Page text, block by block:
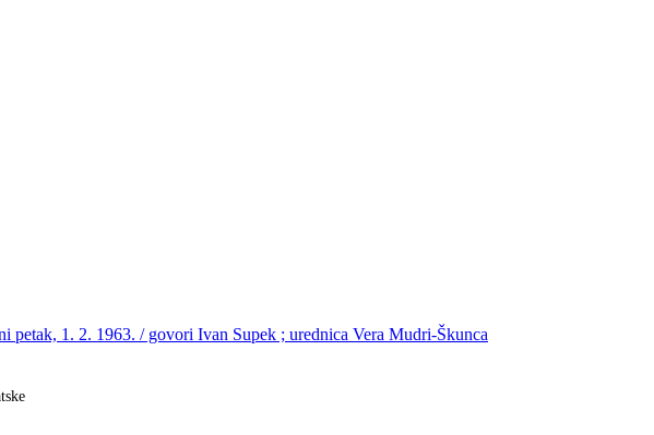
petak, 1. 2. 1963. / govori Ivan Supek ; urednica Vera Mudri-Škunca